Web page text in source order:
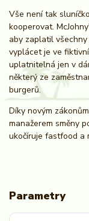
Vše není tak
kooperovat.
aby zaplatil
vyplácet je ve
uplatnitelná jen v
některý ze
burgerů.
Díky novým
manažerem směny
ukočíruje fastfood a
Parametry